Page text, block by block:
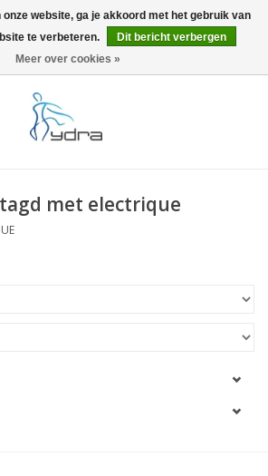
0 Artikelen - €0,00
met electrique
website, ga je akkoord met het gebruik van
te verbeteren.
Dit bericht verbergen
Meer over cookies »